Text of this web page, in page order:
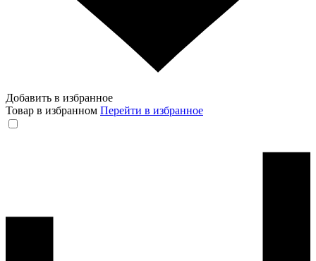
Добавить в избранное
Товар в избранном Перейти в избранное